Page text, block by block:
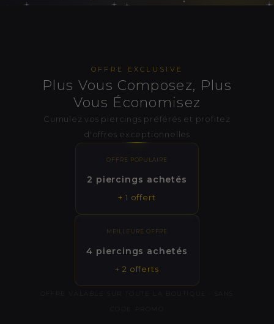
OFFRE EXCLUSIVE
Plus Vous Composez, Plus
Vous Économisez
Cumulez vos piercings préférés et profitez
d'offres exceptionnelles
OFFRE POPULAIRE
2 piercings achetés
+ 1 offert
MEILLEURE OFFRE
4 piercings achetés
+ 2 offerts